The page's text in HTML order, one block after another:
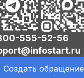
555-52-56
Создать обращение